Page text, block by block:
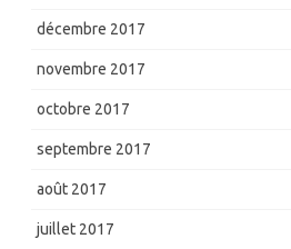
décembre 2017
novembre 2017
octobre 2017
septembre 2017
août 2017
juillet 2017